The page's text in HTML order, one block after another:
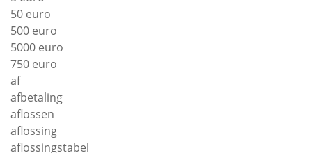
50 euro
500 euro
5000 euro
750 euro
af
afbetaling
aflossen
aflossing
aflossingstabel